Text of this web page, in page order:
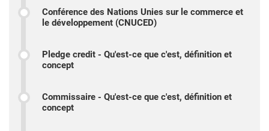
Conférence des Nations Unies sur le commerce et
le développement (CNUCED)
Pledge credit - Qu'est-ce que c'est, définition et
concept
Commissaire - Qu'est-ce que c'est, définition et
concept